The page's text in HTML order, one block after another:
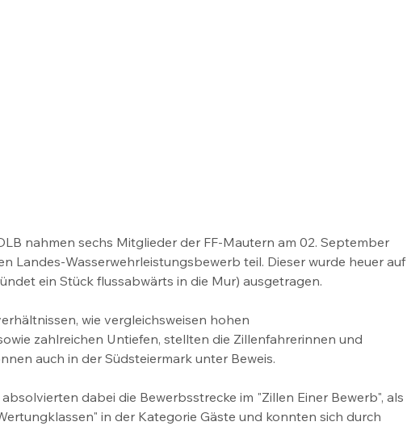
nahmen sechs Mitglieder der FF-Mautern am 02. September
Landes-Wasserwehrleistungsbewerb teil. Dieser wurde heuer auf
ein Stück flussabwärts in die Mur) ausgetragen.
wie vergleichsweisen hohen
zahlreichen Untiefen, stellten die Zillenfahrerinnen und
auch in der Südsteiermark unter Beweis.
dabei die Bewerbsstrecke im "Zillen Einer Bewerb", als
in der Kategorie Gäste und konnten sich durch